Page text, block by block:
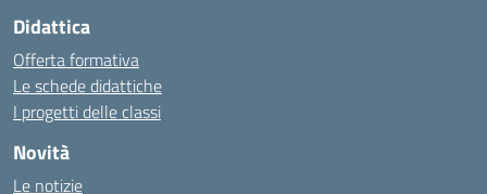
Didattica
Offerta formativa
Le schede didattiche
I progetti delle classi
Novità
Le notizie